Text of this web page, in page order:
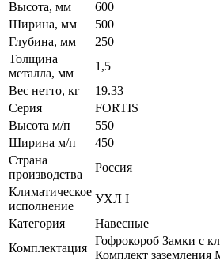
Высота, мм
600
Ширина, мм
500
Глубина, мм
250
Толщина
металла, мм
1,5
Вес нетто, кг
19.33
Серия
FORTIS
Высота м/п
550
Ширина м/п
450
Страна
производства
Россия
Климатическое
исполнение
УХЛ I
Категория
Навесные
Комплектация
Гофрокороб Замки с
Комплект заземления